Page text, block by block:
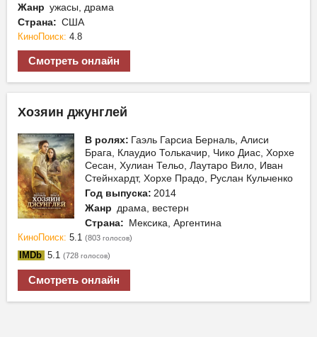
Жанр ужасы, драма
Страна: США
КиноПоиск: 4.8
Смотреть онлайн
Хозяин джунглей
В ролях: Гаэль Гарсиа Берналь, Алиси
Брага, Клаудио Толькачир, Чико Диаc, Хорхе
Сесан, Хулиан Тельо, Лаутаро Вило, Иван
Стейнхардт, Хорхе Прадо, Руслан Кульченко
Год выпуска: 2014
Жанр драма, вестерн
Страна: Мексика, Аргентина
КиноПоиск: 5.1 (803 голосов)
IMDb 5.1 (728 голосов)
Смотреть онлайн